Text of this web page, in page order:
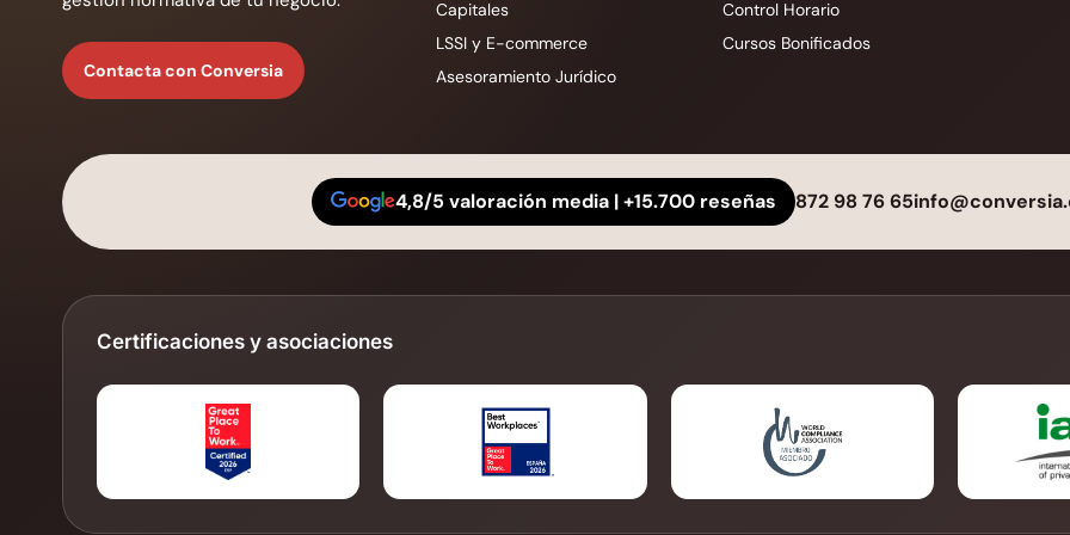
Contacta con Conversia
Capitales
LSSI y E-commerce
Asesoramiento Jurídico
Control Horario
Cursos Bonificados
4,8/5 valoración media | +15.700 reseñas 872 98 76 65
Certificaciones y asociaciones